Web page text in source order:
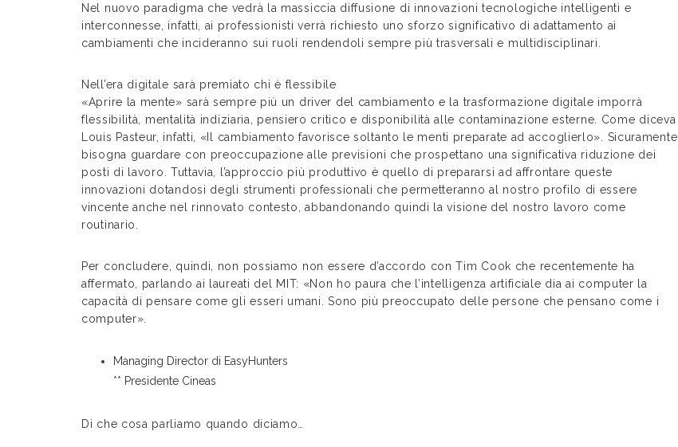
Nel nuovo paradigma che vedrà la massiccia diffusione di innovazioni tecnologiche intelligenti e
interconnesse, infatti, ai professionisti verrà richiesto uno sforzo significativo di adattamento ai
cambiamenti che incideranno sui ruoli rendendoli sempre più trasversali e multidisciplinari.
Nell’era digitale sarà premiato chi è flessibile
«Aprire la mente» sarà sempre più un driver del cambiamento e la trasformazione digitale imporrà
flessibilità, mentalità indiziaria, pensiero critico e disponibilità alle contaminazione esterne. Come diceva
Louis Pasteur, infatti, «Il cambiamento favorisce soltanto le menti preparate ad accoglierlo». Sicuramente
bisogna guardare con preoccupazione alle previsioni che prospettano una significativa riduzione dei
posti di lavoro. Tuttavia, l’approccio più produttivo è quello di prepararsi ad affrontare queste
innovazioni dotandosi degli strumenti professionali che permetteranno al nostro profilo di essere
vincente anche nel rinnovato contesto, abbandonando quindi la visione del nostro lavoro come
routinario.
Per concludere, quindi, non possiamo non essere d’accordo con Tim Cook che recentemente ha
affermato, parlando ai laureati del MIT: «Non ho paura che l’intelligenza artificiale dia ai computer la
capacità di pensare come gli esseri umani. Sono più preoccupato delle persone che pensano come i
computer».
Managing Director di EasyHunters
** Presidente Cineas
Di che cosa parliamo quando diciamo…